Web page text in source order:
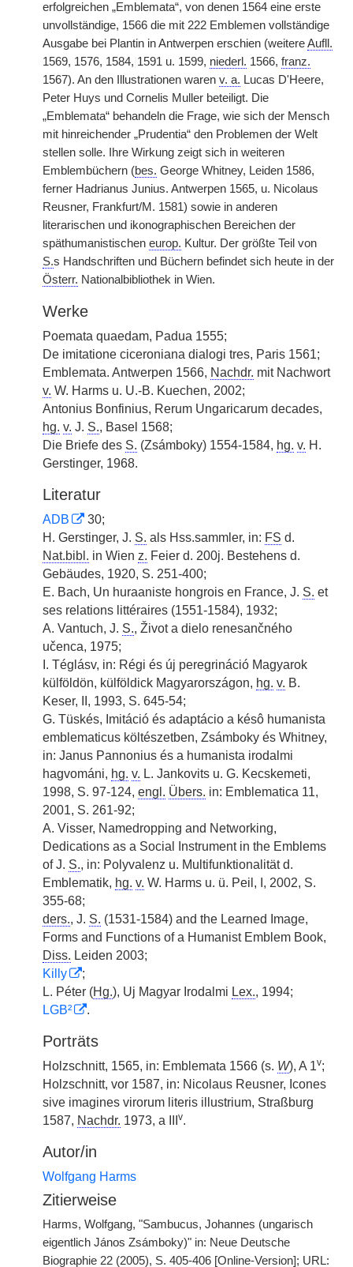
erfolgreichen „Emblemata“, von denen 1564 eine erste
unvollständige, 1566 die mit 222 Emblemen vollständige
Ausgabe bei Plantin in Antwerpen erschien (weitereAufll.
1569, 1576, 1584, 1591 u. 1599, niederl. 1566, franz.
1567). An den Illustrationen waren v. a. Lucas D'Heere,
Peter Huys und Cornelis Muller beteiligt. Die
„Emblemata“ behandeln die Frage, wie sich der Mensch
mit hinreichender „Prudentia“ den Problemen der Welt
stellen solle. Ihre Wirkung zeigt sich in weiteren
Emblembüchern (bes. George Whitney, Leiden 1586,
ferner Hadrianus Junius. Antwerpen 1565, u. Nicolaus
Reusner, Frankfurt/M. 1581) sowie in anderen
literarischen und ikonographischen Bereichen der
späthumanistischen europ. Kultur. Der größte Teil von
S.s Handschriften und Büchern befindet sich heute in der
Österr. Nationalbibliothek in Wien.
Werke
Poemata quaedam, Padua 1555;
De imitatione ciceroniana dialogi tres, Paris 1561;
Emblemata. Antwerpen 1566, Nachdr. mit Nachwort
v. W. Harms u. U.-B. Kuechen, 2002;
Antonius Bonfinius, Rerum Ungaricarum decades,
hg. v. J. S., Basel 1568;
Die Briefe des S. (Zsámboky) 1554-1584, hg. v. H.
Gerstinger, 1968.
Literatur
ADB
30;
H. Gerstinger, J. S. als Hss.sammler, in: FS d.
Nat.bibl. in Wien z. Feier d. 200j. Bestehens d.
Gebäudes, 1920, S. 251-400;
E. Bach, Un huraaniste hongrois en France, J. S. et
ses relations littéraires (1551-1584), 1932;
A. Vantuch, J. S., Život a dielo renesančného
učenca, 1975;
I. Téglásv, in: Régi és új peregrináció Magyarok
külföldön, külföldick Magyarországon, hg. v. B.
Keser, II, 1993, S. 645-54;
G. Tüskés, Imitáció és adaptácio a késô humanista
emblematicus költészetben, Zsámboky és Whitney,
in: Janus Pannonius és a humanista irodalmi
hagvománi, hg. v. L. Jankovits u. G. Kecskemeti,
1998, S. 97-124, engl. Übers. in: Emblematica 11,
2001, S. 261-92;
A. Visser, Namedropping and Networking,
Dedications as a Social Instrument in the Emblems
of J. S., in: Polyvalenz u. Multifunktionalität d.
Emblematik, hg. v. W. Harms u. ü. Peil, I, 2002, S.
355-68;
ders., J. S. (1531-1584) and the Learned Image,
Forms and Functions of a Humanist Emblem Book,
Diss. Leiden 2003;
Killy
;
L. Péter (Hg.), Uj Magyar Irodalmi Lex., 1994;
LGB²
.
Porträts
Holzschnitt, 1565, in: Emblemata 1566 (s. W), A 1v;
Holzschnitt, vor 1587, in: Nicolaus Reusner, Icones
sive imagines virorum literis illustrium, Straßburg
1587, Nachdr. 1973, a III v.
Autor/in
Wolfgang Harms
Zitierweise
Harms, Wolfgang, "Sambucus, Johannes (ungarisch
eigentlich János Zsámboky)" in: Neue Deutsche
Biographie 22 (2005), S. 405-406 [Online-Version]; URL: